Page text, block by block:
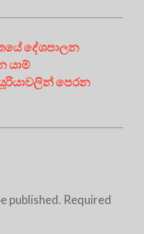
දේශපාලන
යාම්
පෙරන
published. Required